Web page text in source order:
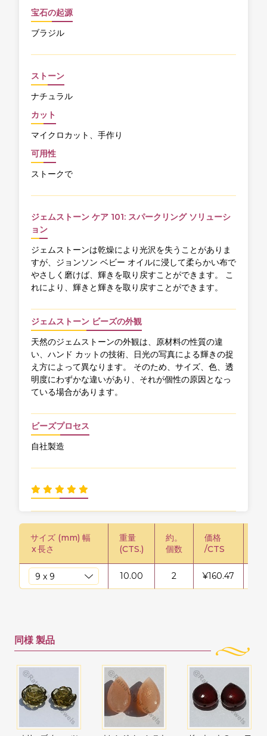
宝石の起源
ブラジル
ストーン
ナチュラル
カット
マイクロカット、手作り
可用性
ストークで
ジェムストーン ケア 101: スパークリング ソリューシ
ョン
ジェムストーンは乾燥により光沢を失うことがありま
すが、ジョンソン ベビー オイルに浸して柔らかい布で
やさしく磨けば、輝きを取り戻すことができます。 こ
れにより、輝きと輝きを取り戻すことができます。
ジェムストーン ビーズの外観
天然のジェムストーンの外観は、原材料の性質の違
い、ハンド カットの技術、日光の写真による輝きの捉
え方によって異なります。 そのため、サイズ、色、透
明度にわずかな違いがあり、それが個性の原因となっ
ている場合があります。
ビーズプロセス
自社製造
サイズ (mm) 幅
x長さ
重量
(CTS.)
約。
個数
価格
/CTS
10.00 2 ¥160.47
同様 製品